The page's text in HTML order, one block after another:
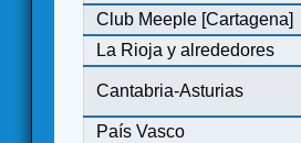
Club Meeple [Cartagena]
La Rioja y alrededores
Cantabria-Asturias
País Vasco